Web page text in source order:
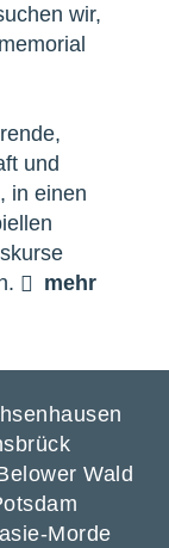
wir,
und
in einen
mehr
Wald
Morde